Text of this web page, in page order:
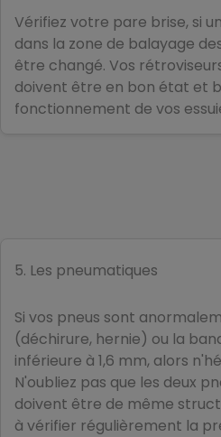
Vérifiez votre pare brise, si
dans la zone de balayage
être changé. Vos
doivent être en bon état et
fonctionnement de vos
5. Les pneumatiques
Si vos pneus sont
(déchirure, hernie) ou la
inférieure à 1,6 mm, alors
N'oubliez pas que les deux
doivent être de même
à vérifier régulièrement la